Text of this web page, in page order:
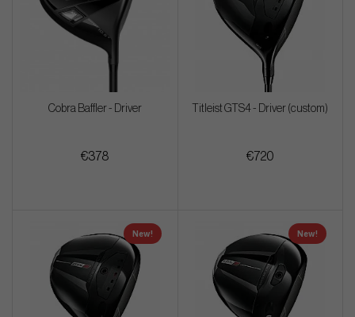
Cobra Baffler - Driver
€378
Titleist GTS4 - Driver (custom)
€720
New! New!